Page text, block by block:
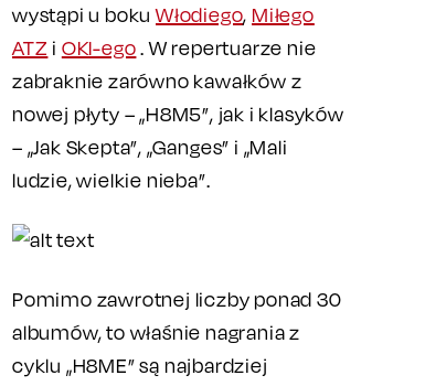
wystąpi u bokuWłodiego, Miłego
ATZ i OKI-ego. W repertuarze nie
zabraknie zarówno kawałków z
nowej płyty – „H8M5”, jak i klasyków
– „Jak Skepta”, „Ganges” i „Mali
ludzie, wielkie nieba”.
Pomimo zawrotnej liczby ponad 30
albumów, to właśnie nagrania z
cyklu „H8ME” są najbardziej